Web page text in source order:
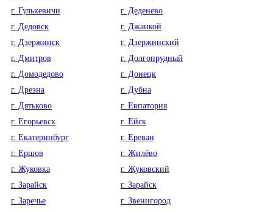
г. Гулькевичи
г. Деденево
г. Дедовск
г. Джанкой
г. Дзержинск
г. Дзержинский
г. Дмитров
г. Долгопрудный
г. Домодедово
г. Донецк
г. Дрезна
г. Дубна
г. Дятьково
г. Евпатория
г. Егорьевск
г. Ейск
г. Екатеринбург
г. Ереван
г. Ершов
г. Жилёво
г. Жуковка
г. Жуковский
г. Зарайск
г. Зарайск
г. Заречье
г. Звенигород